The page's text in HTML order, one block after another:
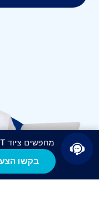
מחפשים ציוד IT? קבלו הצעת מחיר תוך 24 שעות!
בקשו